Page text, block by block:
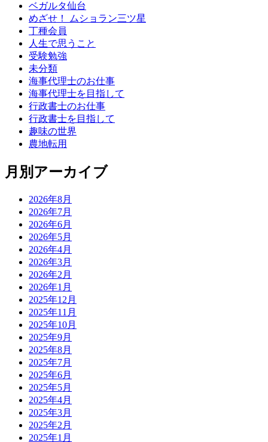
ベガルタ仙台
めざせ！ ムショラン三ツ星
丁種会員
人生で思うこと
受験勉強
未分類
海事代理士のお仕事
海事代理士を目指して
行政書士のお仕事
行政書士を目指して
趣味の世界
農地転用
月別アーカイブ
2026年8月
2026年7月
2026年6月
2026年5月
2026年4月
2026年3月
2026年2月
2026年1月
2025年12月
2025年11月
2025年10月
2025年9月
2025年8月
2025年7月
2025年6月
2025年5月
2025年4月
2025年3月
2025年2月
2025年1月